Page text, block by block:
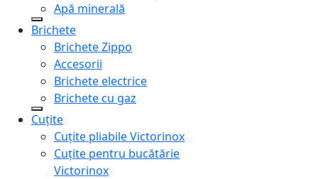
Apă minerală
Brichete
Brichete Zippo
Accesorii
Brichete electrice
Brichete cu gaz
Cuțite
Cuțite pliabile Victorinox
Cuțite pentru bucătărie
Victorinox